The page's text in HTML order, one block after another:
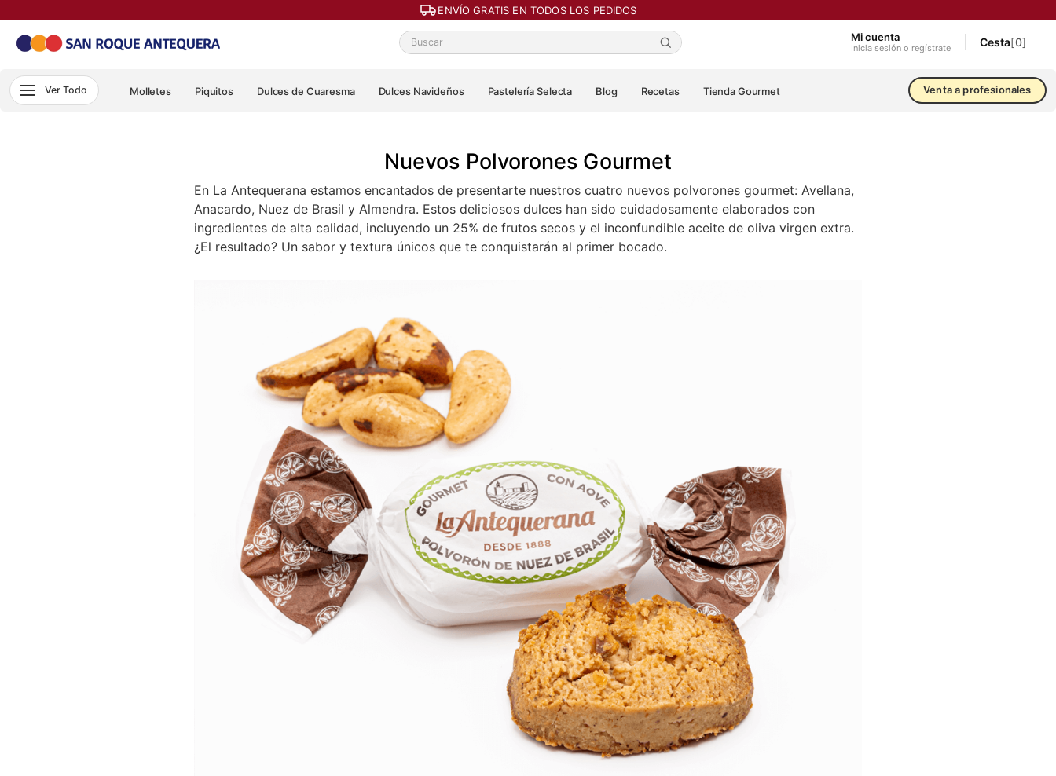
ENVÍO GRATIS EN TODOS LOS PEDIDOS
Mi cuenta
Inicia sesión o regístrate Cesta[0]
Ver Todo Molletes Piquitos Dulces de Cuaresma Dulces Navideños Pastelería Selecta Blog Recetas Tienda Gourmet Venta a profesionales
Nuevos Polvorones Gourmet
En La Antequerana estamos encantados de presentarte nuestros cuatro nuevos polvorones gourmet: Avellana,
Anacardo, Nuez de Brasil y Almendra. Estos deliciosos dulces han sido cuidadosamente elaborados con
ingredientes de alta calidad, incluyendo un 25% de frutos secos y el inconfundible aceite de oliva virgen extra.
¿El resultado? Un sabor y textura únicos que te conquistarán al primer bocado.